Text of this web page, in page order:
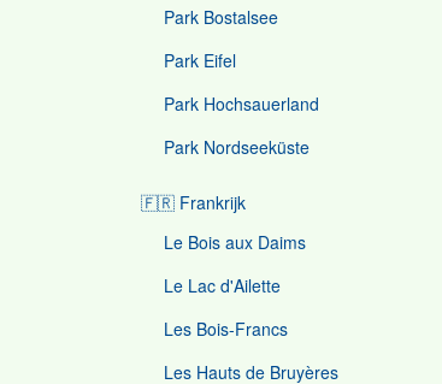
Park Bostalsee
Park Eifel
Park Hochsauerland
Park Nordseeküste
🇫🇷 Frankrijk
Le Bois aux Daims
Le Lac d'Ailette
Les Bois-Francs
Les Hauts de Bruyères